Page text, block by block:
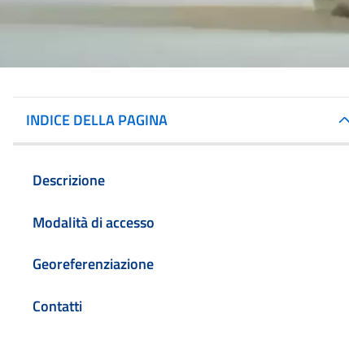
INDICE DELLA PAGINA
Descrizione
Modalità di accesso
Georeferenziazione
Contatti